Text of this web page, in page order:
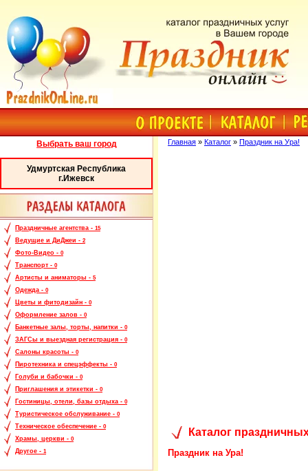
Выбрать ваш город
Удмуртская Республика
г.Ижевск
Праздничные агентства - 15
Ведущие и ДиДжеи - 2
Фото-Видео - 0
Транспорт - 0
Артисты и аниматоры - 5
Одежда - 0
Цветы и фитодизайн - 0
Оформление залов - 0
Банкетные залы, торты, напитки - 0
ЗАГСы и выездная регистрация - 0
Салоны красоты - 0
Пиротехника и спецэффекты - 0
Голуби и бабочки - 0
Приглашения и этикетки - 0
Гостиницы, отели, базы отдыха - 0
Туристическое обслуживание - 0
Техническое обеспечение - 0
Храмы, церкви - 0
Другое - 1
Главная » Каталог » Праздник на Ура!
Каталог
Праздник на Ура!